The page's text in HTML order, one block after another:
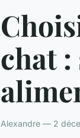
chat :
Alexandre — 2